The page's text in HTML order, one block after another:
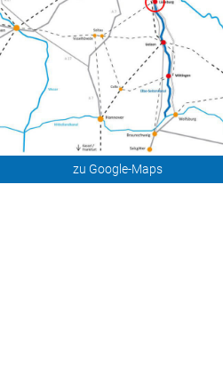
zu Google-Maps